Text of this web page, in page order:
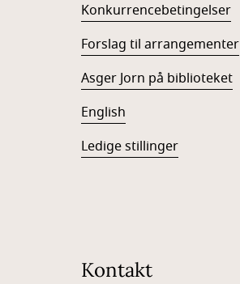
Konkurrencebetingelser
Forslag til arrangementer
Asger Jorn på biblioteket
English
Ledige stillinger
Kontakt